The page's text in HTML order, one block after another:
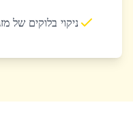
ניקוי בלוקים של